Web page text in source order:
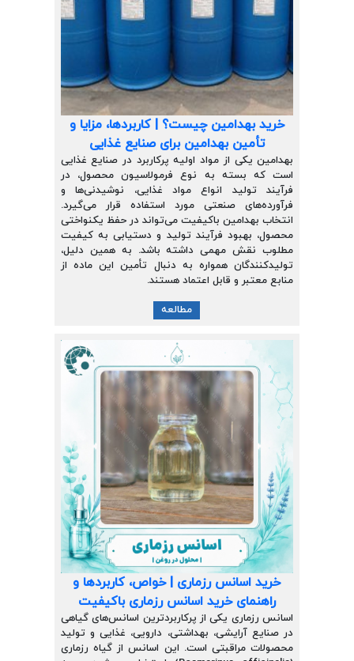
خرید بهدامین چیست؟ | کاربردها، مزایا و
تأمین بهدامین برای صنایع غذایی
بهدامین یکی از مواد اولیه پرکاربرد در صنایع غذایی
است که بسته به نوع فرمولاسیون محصول، در
فرآیند تولید انواع مواد غذایی، نوشیدنی‌ها و
فرآورده‌های صنعتی مورد استفاده قرار می‌گیرد.
انتخاب بهدامین باکیفیت می‌تواند در حفظ یکنواختی
محصول، بهبود فرآیند تولید و دستیابی به کیفیت
مطلوب نقش مهمی داشته باشد. به همین دلیل،
تولیدکنندگان همواره به دنبال تأمین این ماده از
منابع معتبر و قابل اعتماد هستند.
مطالعه
خرید اسانس رزماری | خواص، کاربردها و
راهنمای خرید اسانس رزماری باکیفیت
اسانس رزماری یکی از پرکاربردترین اسانس‌های گیاهی
در صنایع آرایشی، بهداشتی، دارویی، غذایی و تولید
محصولات مراقبتی است. این اسانس از گیاه رزماری